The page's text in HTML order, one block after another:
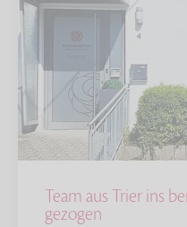
Team aus Trier ins
gezogen